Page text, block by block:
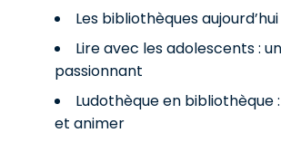
Les bibliothèques aujourd’hui
Lire avec les adolescents :
passionnant
Ludothèque en bibliothèque
et animer